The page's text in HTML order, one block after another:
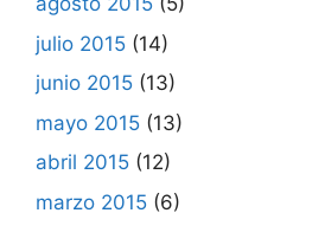
julio 2015 (14)
junio 2015 (13)
mayo 2015 (13)
abril 2015 (12)
marzo 2015 (6)